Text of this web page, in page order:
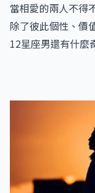
當相愛的兩人不得
除了彼此個性、價
12星座男還有什麼